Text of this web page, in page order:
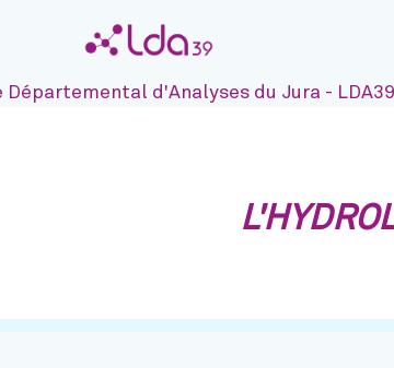
d'Analyses du Jura - LDA39